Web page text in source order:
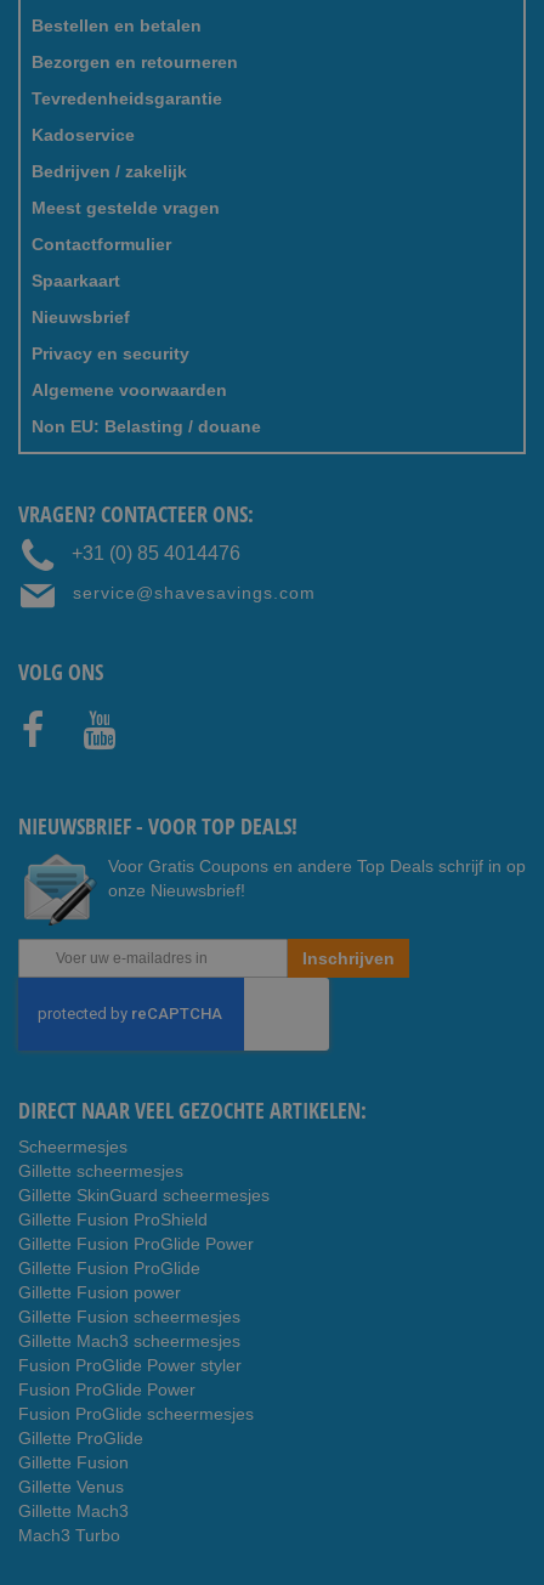
Bestellen en betalen
Bezorgen en retourneren
Tevredenheidsgarantie
Kadoservice
Bedrijven / zakelijk
Meest gestelde vragen
Contactformulier
Spaarkaart
Nieuwsbrief
Privacy en security
Algemene voorwaarden
Non EU: Belasting / douane
VRAGEN? CONTACTEER ONS:
+31 (0) 85 4014476
service@shavesavings.com
VOLG ONS
NIEUWSBRIEF - VOOR TOP DEALS!
Voor Gratis Coupons en andere Top Deals schrijf in op
onze Nieuwsbrief!
Abonneer
u
onze
nieuwsbrief
Inschrijven
DIRECT NAAR VEEL GEZOCHTE ARTIKELEN:
Scheermesjes
Gillette scheermesjes
Gillette SkinGuard scheermesjes
Gillette Fusion ProShield
Gillette Fusion ProGlide Power
Gillette Fusion ProGlide
Gillette Fusion power
Gillette Fusion scheermesjes
Gillette Mach3 scheermesjes
Fusion ProGlide Power styler
Fusion ProGlide Power
Fusion ProGlide scheermesjes
Gillette ProGlide
Gillette Fusion
Gillette Venus
Gillette Mach3
Mach3 Turbo